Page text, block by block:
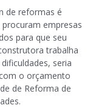
de reformas é
empresas
para que seu
trabalha
seria
o orçamento
de Reforma de